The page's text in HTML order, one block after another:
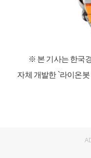
※ 본 기사는 한국
자체 개발한 `라이온